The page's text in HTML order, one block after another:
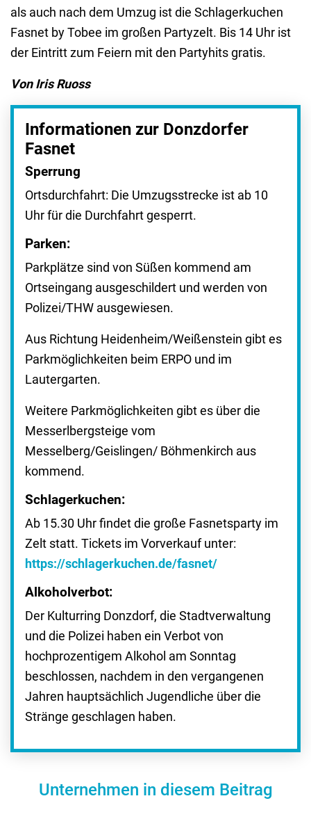
als auch nach dem Umzug ist die Schlagerkuchen
Fasnet by Tobee im großen Partyzelt. Bis 14 Uhr ist
der Eintritt zum Feiern mit den Partyhits gratis.
Von Iris Ruoss
Informationen zur Donzdorfer
Fasnet
Sperrung
Ortsdurchfahrt: Die Umzugsstrecke ist ab 10
Uhr für die Durchfahrt gesperrt.
Parken:
Parkplätze sind von Süßen kommend am
Ortseingang ausgeschildert und werden von
Polizei/THW ausgewiesen.
Aus Richtung Heidenheim/Weißenstein gibt es
Parkmöglichkeiten beim ERPO und im
Lautergarten.
Weitere Parkmöglichkeiten gibt es über die
Messerlbergsteige vom
Messelberg/Geislingen/ Böhmenkirch aus
kommend.
Schlagerkuchen:
Ab 15.30 Uhr findet die große Fasnetsparty im
Zelt statt. Tickets im Vorverkauf unter:
https://schlagerkuchen.de/fasnet/
Alkoholverbot:
Der Kulturring Donzdorf, die Stadtverwaltung
und die Polizei haben ein Verbot von
hochprozentigem Alkohol am Sonntag
beschlossen, nachdem in den vergangenen
Jahren hauptsächlich Jugendliche über die
Stränge geschlagen haben.
Unternehmen in diesem Beitrag